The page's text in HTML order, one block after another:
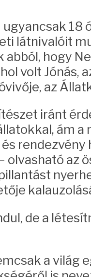
18
látnivalóit
hogy
volt Jónás,
az
iránt
ám
olvasható az
de a
a